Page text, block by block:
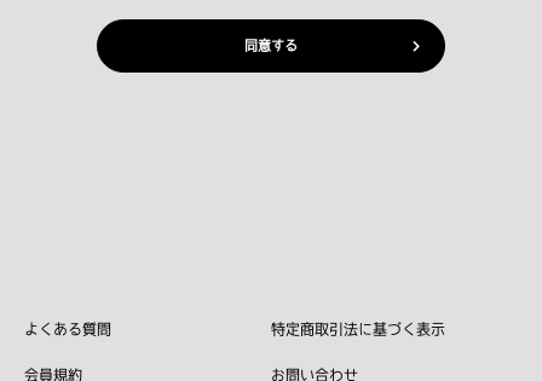
同意する
よくある質問 特定商取引法に基づく表示
会員規約 お問い合わせ